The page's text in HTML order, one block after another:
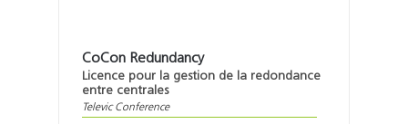
CoCon Redundancy
Licence pour la gestion de la redondance
entre centrales
Televic Conference